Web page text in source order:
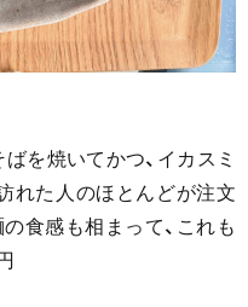
を焼いてかつ、イカスミ
れた人のほとんどが注文
食感も相まって、これも